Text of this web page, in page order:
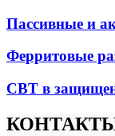
Пассивные и
Ферритовые
СВТ в